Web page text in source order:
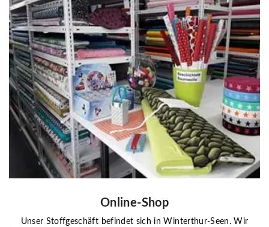
Online-Shop
Unser Stoffgeschäft befindet sich in Winterthur-Seen. Wir